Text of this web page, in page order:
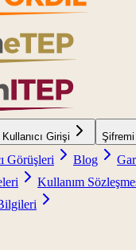
Kullanıcı Girişi
Görüşleri Blog
Kullanım